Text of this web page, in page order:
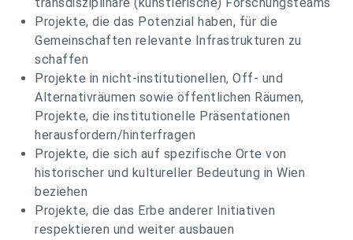
Projekte, die das Potenzial haben, für die
Gemeinschaften relevante Infrastrukturen zu
schaffen
Projekte in nicht-institutionellen, Off- und
Alternativräumen sowie öffentlichen Räumen,
Projekte, die institutionelle Präsentationen
herausfordern/hinterfragen
Projekte, die sich auf spezifische Orte von
historischer und kultureller Bedeutung in Wien
beziehen
Projekte, die das Erbe anderer Initiativen
respektieren und weiter ausbauen